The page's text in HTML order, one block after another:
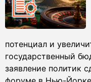
потенциал и
государственный
заявление политик